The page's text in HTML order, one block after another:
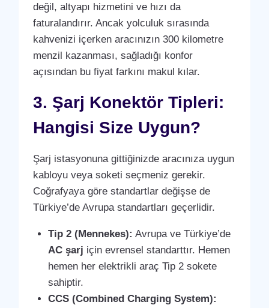
değil, altyapı hizmetini ve hızı da
faturalandırır. Ancak yolculuk sırasında
kahvenizi içerken aracınızın 300 kilometre
menzil kazanması, sağladığı konfor
açısından bu fiyat farkını makul kılar.
3. Şarj Konektör Tipleri:
Hangisi Size Uygun?
Şarj istasyonuna gittiğinizde aracınıza uygun
kabloyu veya soketi seçmeniz gerekir.
Coğrafyaya göre standartlar değişse de
Türkiye’de Avrupa standartları geçerlidir.
Tip 2 (Mennekes): Avrupa ve Türkiye’de
AC şarj için evrensel standarttır. Hemen
hemen her elektrikli araç Tip 2 sokete
sahiptir.
CCS (Combined Charging System):